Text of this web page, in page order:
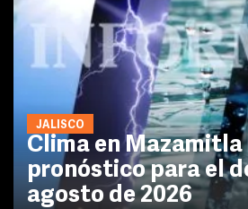
JALISCO
Clima en Mazamitla
pronóstico para el
agosto de 2026